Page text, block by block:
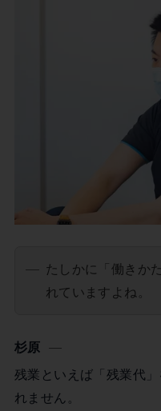
たしかに「働きか
れていますよね。
杉原
残業といえば「残業代
れません。